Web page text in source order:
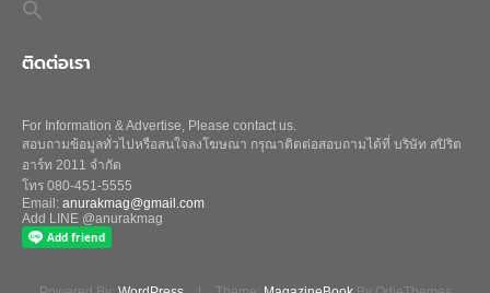
Search
for:
ติดต่อเรา
For Information & Advertise, Please contact us.
สอบถามข้อมูลทั่วไปหรือสนใจลงโฆษณา กรุณาติดต่อสอบถามได้ที่ บริษัท สปิริต
อาร์ท 2011 จำกัด
โทร 080-451-5555
Email: anurakmag@gmail.com
Add LINE @anurakmag